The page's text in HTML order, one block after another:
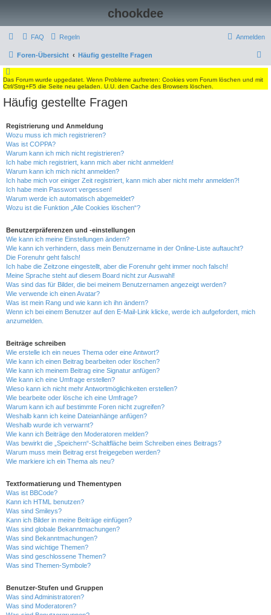
chookdee
FAQ Regeln Anmelden
Foren-Übersicht Häufig gestellte Fragen
u
Das Forum wurde upgedatet. Wenn Probleme auftreten: Cookies vom Forum löschen und mit
Ctrl/Strg+F5 die Seite neu geladen. U.U. den Cache des Browsers löschen.
Häufig gestellte Fragen
Registrierung und Anmeldung
Wozu muss ich mich registrieren?
Was ist COPPA?
Warum kann ich mich nicht registrieren?
Ich habe mich registriert, kann mich aber nicht anmelden!
Warum kann ich mich nicht anmelden?
Ich habe mich vor einiger Zeit registriert, kann mich aber nicht mehr anmelden?!
Ich habe mein Passwort vergessen!
Warum werde ich automatisch abgemeldet?
Wozu ist die Funktion „Alle Cookies löschen“?
Benutzerpräferenzen und -einstellungen
Wie kann ich meine Einstellungen ändern?
Wie kann ich verhindern, dass mein Benutzername in der Online-Liste auftaucht?
Die Forenuhr geht falsch!
Ich habe die Zeitzone eingestellt, aber die Forenuhr geht immer noch falsch!
Meine Sprache steht auf diesem Board nicht zur Auswahl!
Was sind das für Bilder, die bei meinem Benutzernamen angezeigt werden?
Wie verwende ich einen Avatar?
Was ist mein Rang und wie kann ich ihn ändern?
Wenn ich bei einem Benutzer auf den E-Mail-Link klicke, werde ich aufgefordert, mich
anzumelden.
Beiträge schreiben
Wie erstelle ich ein neues Thema oder eine Antwort?
Wie kann ich einen Beitrag bearbeiten oder löschen?
Wie kann ich meinem Beitrag eine Signatur anfügen?
Wie kann ich eine Umfrage erstellen?
Wieso kann ich nicht mehr Antwortmöglichkeiten erstellen?
Wie bearbeite oder lösche ich eine Umfrage?
Warum kann ich auf bestimmte Foren nicht zugreifen?
Weshalb kann ich keine Dateianhänge anfügen?
Weshalb wurde ich verwarnt?
Wie kann ich Beiträge den Moderatoren melden?
Was bewirkt die „Speichern“-Schaltfläche beim Schreiben eines Beitrags?
Warum muss mein Beitrag erst freigegeben werden?
Wie markiere ich ein Thema als neu?
Textformatierung und Thementypen
Was ist BBCode?
Kann ich HTML benutzen?
Was sind Smileys?
Kann ich Bilder in meine Beiträge einfügen?
Was sind globale Bekanntmachungen?
Was sind Bekanntmachungen?
Was sind wichtige Themen?
Was sind geschlossene Themen?
Was sind Themen-Symbole?
Benutzer-Stufen und Gruppen
Was sind Administratoren?
Was sind Moderatoren?